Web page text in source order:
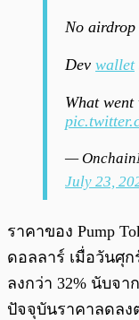
No airdrop
Dev wallet
What went
—
July 23,
ราคาของ Pump
ดอลลาร์ เมื่อวันศุก
ลงกว่า 32% นับจ
ปัจจุบันราคาลดลง